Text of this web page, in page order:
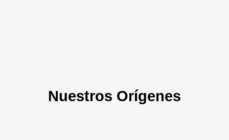
Nuestros Orígenes